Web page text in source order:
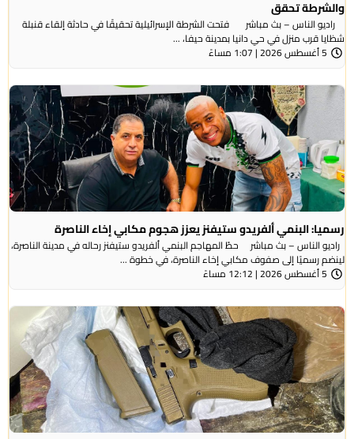
والشرطة تحقق
راديو الناس – بث مباشر فتحت الشرطة الإسرائيلية تحقيقًا في حادثة إلقاء قنبلة
شظايا قرب منزل في حي دانيا بمدينة حيفا، ...
5 أغسطس 2026 | 1:07 مساءً
رسميا: البنمي ألفريدو ستيفنز يعزز هجوم مكابي إخاء الناصرة
راديو الناس – بث مباشر حطّ المهاجم البنمي ألفريدو ستيفنز رحاله في مدينة الناصرة،
لينضم رسميًا إلى صفوف مكابي إخاء الناصرة، في خطوة ...
5 أغسطس 2026 | 12:12 مساءً